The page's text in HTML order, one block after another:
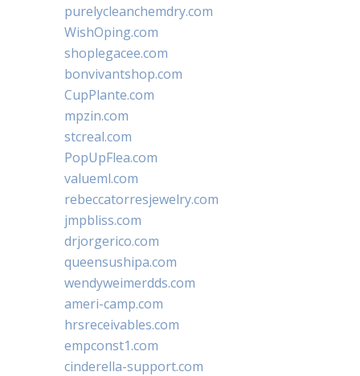
purelycleanchemdry.com
WishOping.com
shoplegacee.com
bonvivantshop.com
CupPlante.com
mpzin.com
stcreal.com
PopUpFlea.com
valueml.com
rebeccatorresjewelry.com
jmpbliss.com
drjorgerico.com
queensushipa.com
wendyweimerdds.com
ameri-camp.com
hrsreceivables.com
empconst1.com
cinderella-support.com